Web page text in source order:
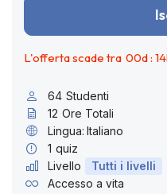
L'offerta scade tra 00d : 14
64 Studenti
12 Ore Totali
Lingua: Italiano
1 quiz
Livello
Tutti i livelli
Accesso a vita